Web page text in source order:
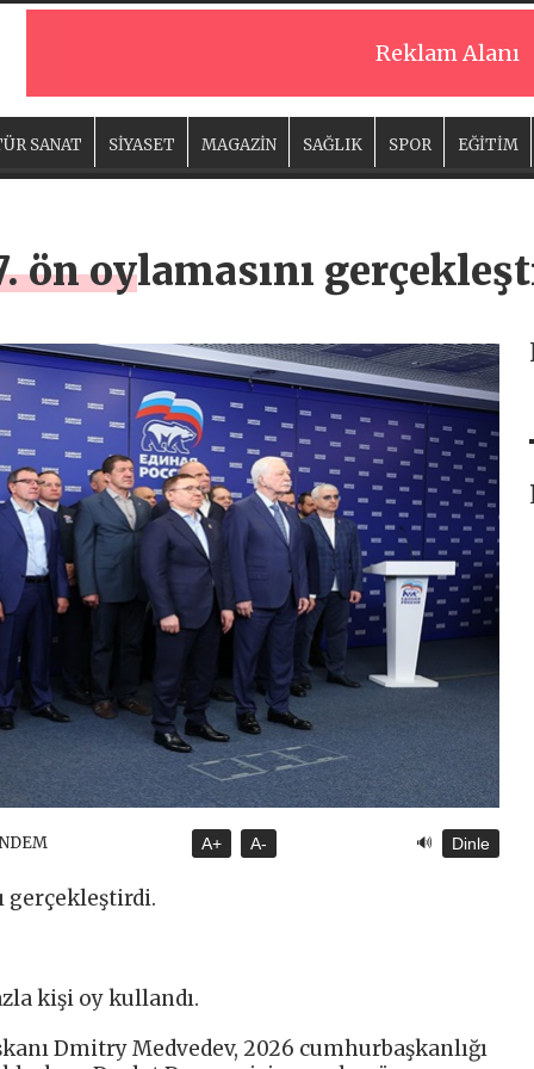
Reklam Alanı
SANAT SİYASET MAGAZİN SAĞLIK SPOR EĞİTİM
ön oylamasını
A+ A- 🔊 Dinle
gerçekleştirdi.
kişi oy kullandı.
Dmitry Medvedev, 2026 cumhurbaşkanlığı